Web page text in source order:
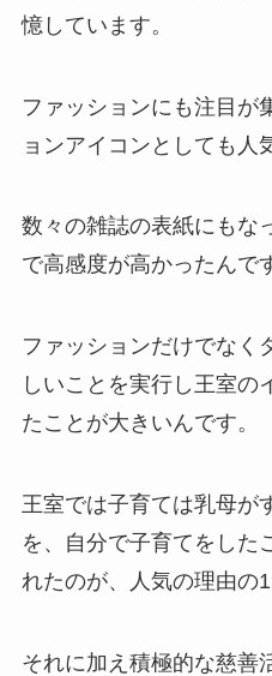
憶しています。
ファッションにも注目が
ョンアイコンとしても人
数々の雑誌の表紙にもな
で高感度が高かったんで
ファッションだけでなく
しいことを実行し王室の
たこと が大きいんです。
王室では子育ては乳母が
を、自分で子育てをした
れたのが、人気の理由の1
それに加え 積極的な慈善